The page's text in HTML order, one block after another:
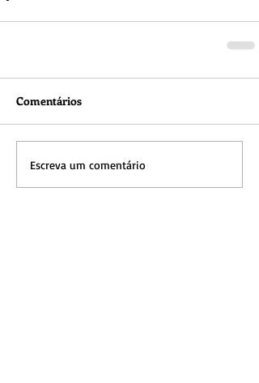
Comentários
Escreva um comentário